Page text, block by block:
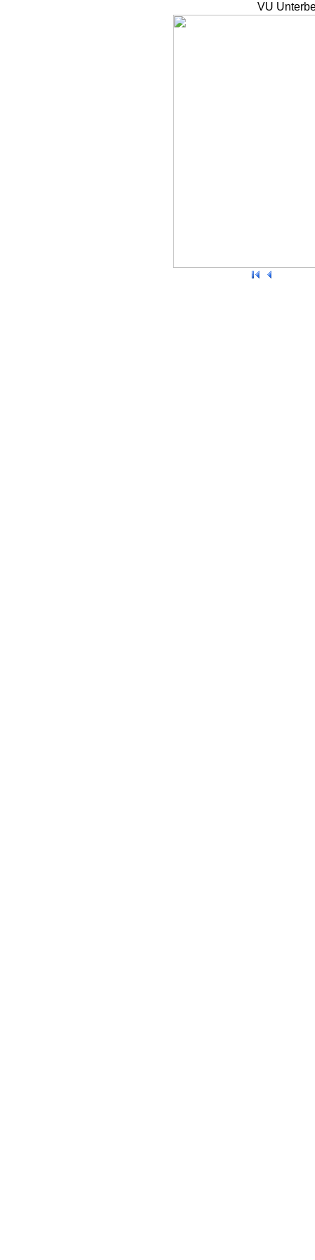
VU